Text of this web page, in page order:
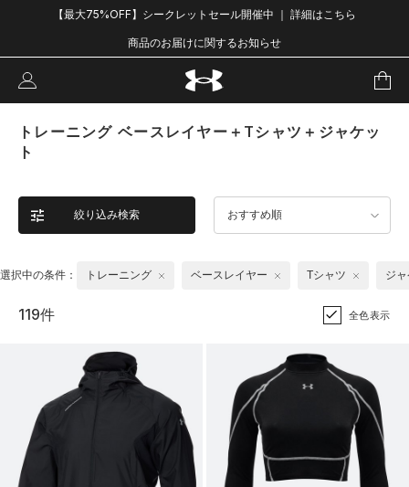
【最大75%OFF】シークレットセール開催中 ｜ 詳細はこちら
商品のお届けに関するお知らせ
トレーニング ベースレイヤー＋Tシャツ＋ジャケッ
ト
絞り込み検索 おすすめ順
選択中の条件： トレーニング ベースレイヤー Tシャツ ジ
119件 全色表示